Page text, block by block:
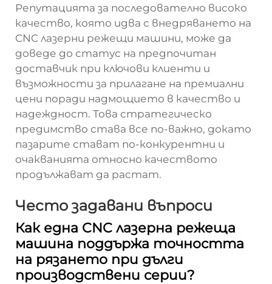
Репутацията за последователно високо
качество, която идва с внедряването на
CNC лазерни режещи машини, може да
доведе до статус на предпочитан
доставчик при ключови клиенти и
възможности за прилагане на премиални
цени поради надмощието в качество и
надеждност. Това стратегическо
предимство става все по-важно, докато
пазарите стават по-конкурентни и
очакванията относно качеството
продължават да растат.
Често задавани въпроси
Как една CNC лазерна режеща
машина поддържа точността
на рязането при дълги
производствени серии?